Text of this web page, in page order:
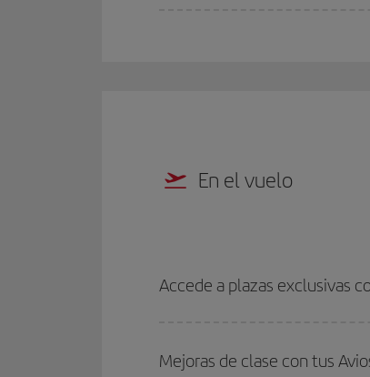
En el vuelo
Accede a plazas exclusivas
Mejoras de clase con tus